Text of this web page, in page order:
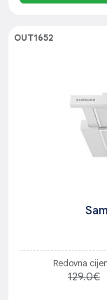
OUT1652
Redovna
129.0€